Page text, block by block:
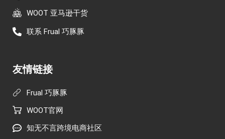
WOOT 亚马逊干货
联系 Frual 巧豚豚
友情链接
Frual 巧豚豚
WOOT官网
知无不言跨境电商社区